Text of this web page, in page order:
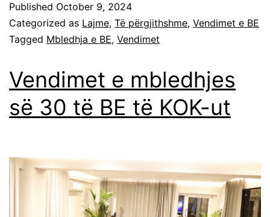
Published October 9, 2024
Categorized as Lajme, Të përgjithshme, Vendimet e BE
Tagged Mbledhja e BE, Vendimet
Vendimet e mbledhjes
së 30 të BE të KOK-ut